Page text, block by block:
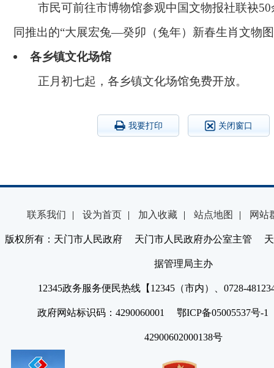
市民可前往市博物馆参观中国文物报社联袂
同推出的“大展宏兔—癸卯（兔年）新春生肖文物
各乡镇文化场馆
正月初七起，各乡镇文化场馆免费开放。
我要打印 关闭窗口
联系我们 | 设为首页 | 加入收藏 | 站点地图 | 网站
版权所有：天门市人民政府 天门市人民政府办公室主管 天
据管理局主办
12345政务服务便民热线【12345（市内）、0728-
政府网站标识码：4290060001 鄂ICP备05005537号
42900602000138号